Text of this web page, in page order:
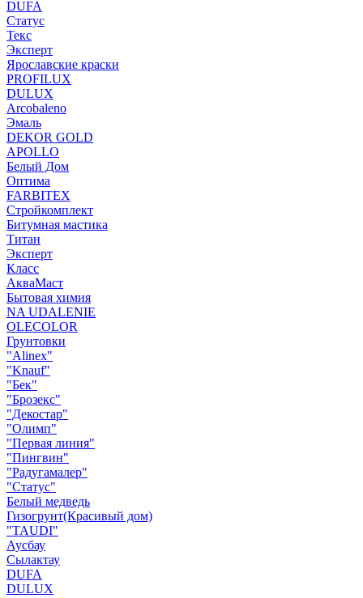
DUFA
Статус
Текс
Эксперт
Ярославские краски
PROFILUX
DULUX
Arcobaleno
Эмаль
DEKOR GOLD
APOLLO
Белый Дом
Оптима
FARBITEX
Стройкомплект
Битумная мастика
Титан
Эксперт
Класс
АкваМаст
Бытовая химия
NA UDALENIE
OLECOLOR
Грунтовки
"Alinex"
"Knauf"
"Бек"
"Брозекс"
"Декостар"
"Олимп"
"Первая линия"
"Пингвин"
"Радугамалер"
"Статус"
Белый медведь
Гизогрунт(Красивый дом)
"TAUDI"
Аусбау
Сылактау
DUFA
DULUX